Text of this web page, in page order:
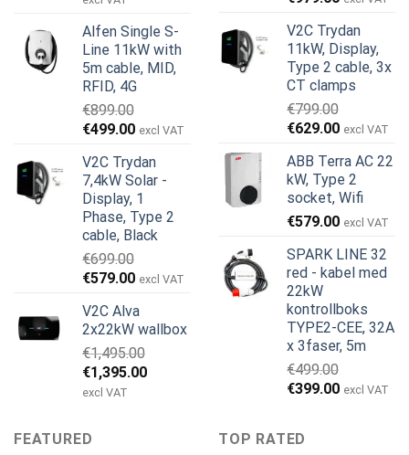
€1,950.00.€1,755.00.
Alfen Single S-
Line 11kW with
5m cable, MID,
RFID, 4G
€899.00
Opprinnelig
var:
€899.00.
€499.00Nåværende
er:
€499.00.
excl VAT
V2C Trydan
7,4kW Solar -
Display, 1
Phase, Type 2
cable, Black
€699.00
Opprinnelig
var:
€699.00.
€579.00Nåværende
er:
€579.00.
excl VAT
V2C Alva
2x22kW wallbox
€1,495.00
Opprinnelig
pris
€1,495.00.
€1,395.00Nåværende
excl VAT
var:
€999.00.
er:
€979.00.
V2C Trydan
11kW, Display,
Type 2 cable, 3x
CT clamps
€799.00
Opprinnelig
var:
€799.00.
€629.00
er:
€629.00.
excl VAT
ABB Terra AC 22
kW, Type 2
socket, Wifi
€579.00 excl VAT
SPARK LINE 32
red - kabel med
22kW
kontrollboks
TYPE2-CEE, 32A
x 3faser, 5m
€499.00
Opprinnelig
€499.00.
€399.00 excl VAT
FEATURED TOP RATED